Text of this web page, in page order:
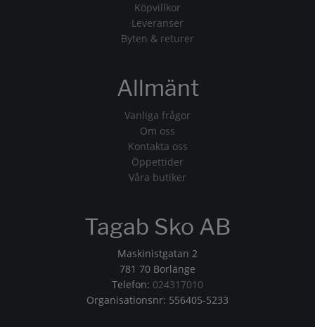
Köpvillkor
Leveranser
Byten & returer
Allmänt
Vanliga frågor
Om oss
Kontakta oss
Öppettider
Våra butiker
Tagab Sko AB
Maskinistgatan 2
781 70 Borlänge
Telefon: 024317010
Organisationsnr: 556405-5233